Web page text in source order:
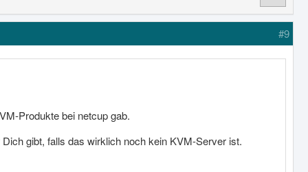
#9
Produkte bei netcup gab.
gibt, falls das wirklich noch kein KVM-Server ist.